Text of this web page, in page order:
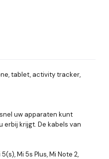
tablet, activity tracker,
uw apparaten kunt
erbij krijgt. De kabels van
Mi 5s Plus, Mi Note 2,